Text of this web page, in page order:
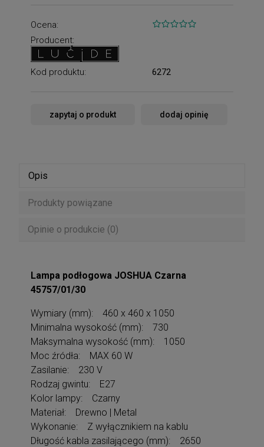
Ocena:
Producent:
Kod produktu: 6272
zapytaj o produkt dodaj opinię
Opis
Produkty powiązane
Opinie o produkcie (0)
Lampa podłogowa JOSHUA Czarna
45757/01/30
Wymiary (mm): 460 x 460 x 1050
Minimalna wysokość (mm): 730
Maksymalna wysokość (mm): 1050
Moc źródła: MAX 60 W
Zasilanie: 230 V
Rodzaj gwintu: E27
Kolor lampy: Czarny
Materiał: Drewno | Metal
Wykonanie: Z wyłącznikiem na kablu
Długość kabla zasilającego (mm): 2650